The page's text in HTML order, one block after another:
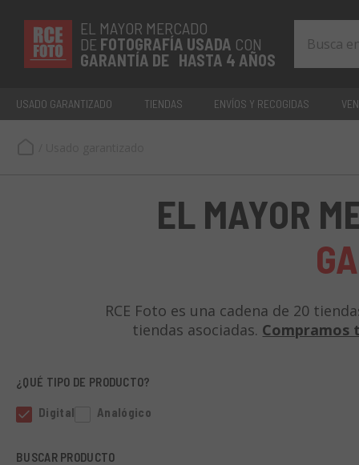
EL MAYOR MERCADO
DE FOTOGRAFÍA USADA CON
GARANTÍA DE HASTA 4 AÑOS
USADO GARANTIZADO TIENDAS ENVÍOS Y RECOGIDAS
EL MAYOR
RCE Foto es una cadena de 20
tiendas asociadas. Compramos
¿QUÉ TIPO DE PRODUCTO?
Digital Analógico
BUSCAR PRODUCTO